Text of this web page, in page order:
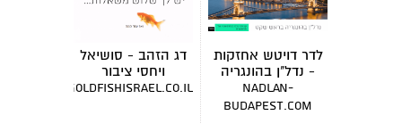
לדר דויטש אחזקות
- נדל"ן בהונגריה
nadlan-
budapest.com
דג הזהב - סושיאל
ויחסי ציבור
goldfishisrael.co.il